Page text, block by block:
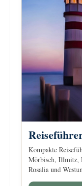
Kompakte
Mörbisch, Illmitz,
Rosalia und